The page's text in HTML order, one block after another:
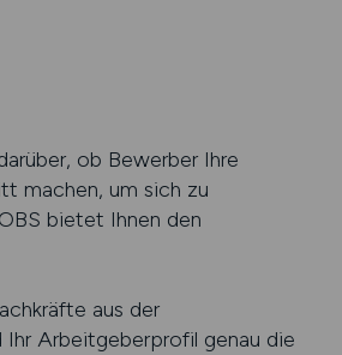
ob Bewerber Ihre
machen, um sich zu
bietet Ihnen den
aus der
Ihr Arbeitgeberprofil genau die